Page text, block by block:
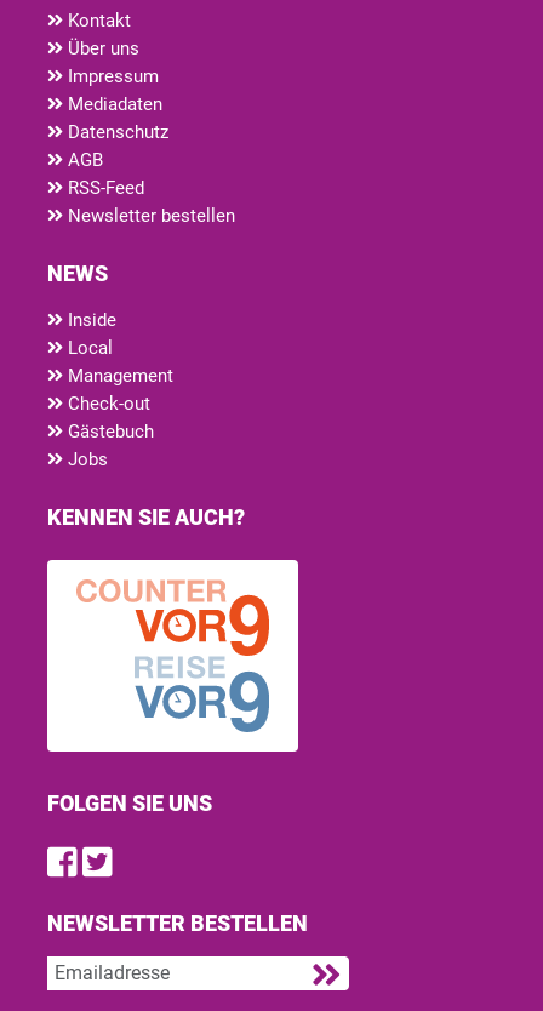
Kontakt
Über uns
Impressum
Mediadaten
Datenschutz
AGB
RSS-Feed
Newsletter bestellen
NEWS
Inside
Local
Management
Check-out
Gästebuch
Jobs
KENNEN SIE AUCH?
FOLGEN SIE UNS
Find us on Facebook
Follow us on Twitter
NEWSLETTER BESTELLEN